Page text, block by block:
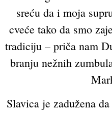
sreću da i moja
cveće tako da smo
tradiciju – priča nam
branju nežnih
Slavica je zadužena